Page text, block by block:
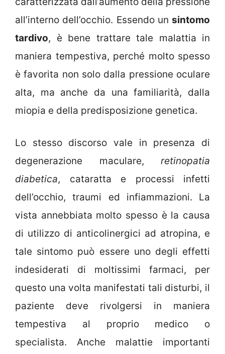
all’interno dell’occhio. Essendo un sintomo
tardivo, è bene trattare tale malattia in
maniera tempestiva, perché molto spesso
è favorita non solo dalla pressione oculare
alta, ma anche da una familiarità, dalla
miopia e della predisposizione genetica.
Lo stesso discorso vale in presenza di
degenerazione maculare, retinopatia
diabetica, cataratta e processi infetti
dell’occhio, traumi ed infiammazioni. La
vista annebbiata molto spesso è la causa
di utilizzo di anticolinergici ad atropina, e
tale sintomo può essere uno degli effetti
indesiderati di moltissimi farmaci, per
questo una volta manifestati tali disturbi, il
paziente deve rivolgersi in maniera
tempestiva al proprio medico o
specialista. Anche malattie importanti